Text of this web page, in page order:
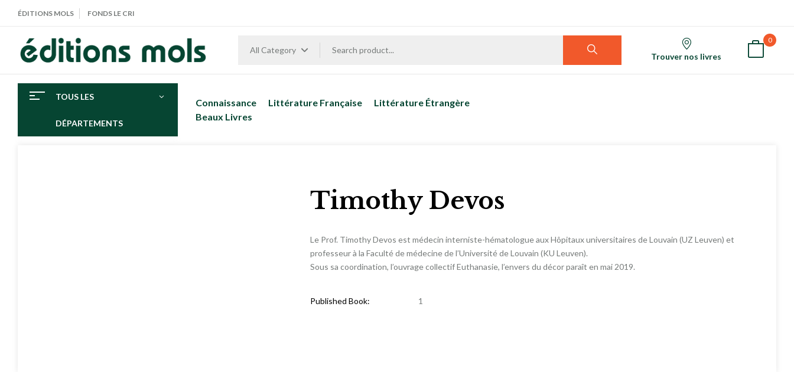
ÉDITIONS MOLS FONDS LE CRI
All Category
Trouver nos livres
0
TOUS LES
DÉPARTEMENTS
Connaissance Littérature Française
Littérature Étrangère
Beaux Livres
Timothy Devos
Le Prof. Timothy Devos est médecin interniste-hématologue aux Hôpitaux universitaires de Louvain (UZ Leuven) et
professeur à la Faculté de médecine de l’Université de Louvain (KU Leuven).
Sous sa coordination, l’ouvrage collectif Euthanasie, l’envers du décor paraît en mai 2019.
Published Book: 1